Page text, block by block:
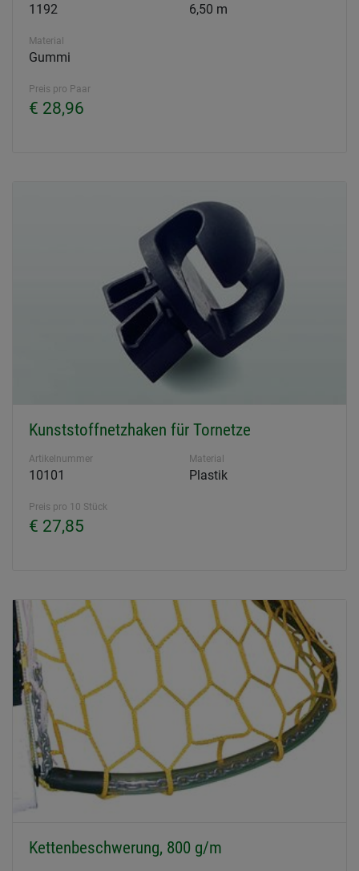
1192 6,50 m
Material
Gummi
Preis pro Paar
€ 28,96
Kunststoffnetzhaken für Tornetze
Artikelnummer
10101
Material
Plastik
Preis pro 10 Stück
€ 27,85
Kettenbeschwerung, 800 g/m